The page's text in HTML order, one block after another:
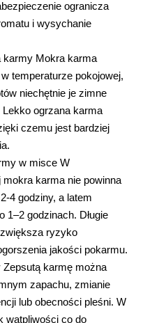
ogranicza
i wysychanie
karmy Mokra karma
temperaturze pokojowej,
niechętnie je zimne
Lekko ogrzana karma
czemu jest bardziej
w misce W
karma nie powinna
4 godziny, a latem
1–2 godzinach. Długie
ryzyko
jakości pokarmu.
karmę można
zapachu, zmianie
lub obecności pleśni. W
wątpliwości co do